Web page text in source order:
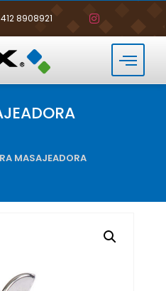
8908921
MASAJEADORA